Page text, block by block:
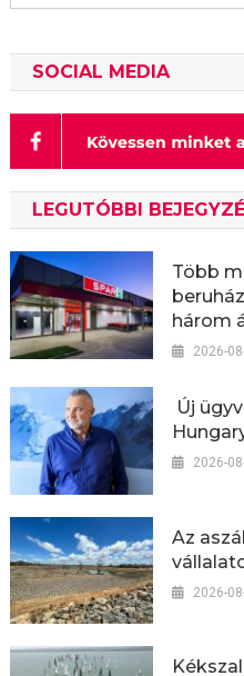
SOCIAL MEDIA
LEGUTÓBBI
Több
három
2026-
Új
2026-
Az
2026-